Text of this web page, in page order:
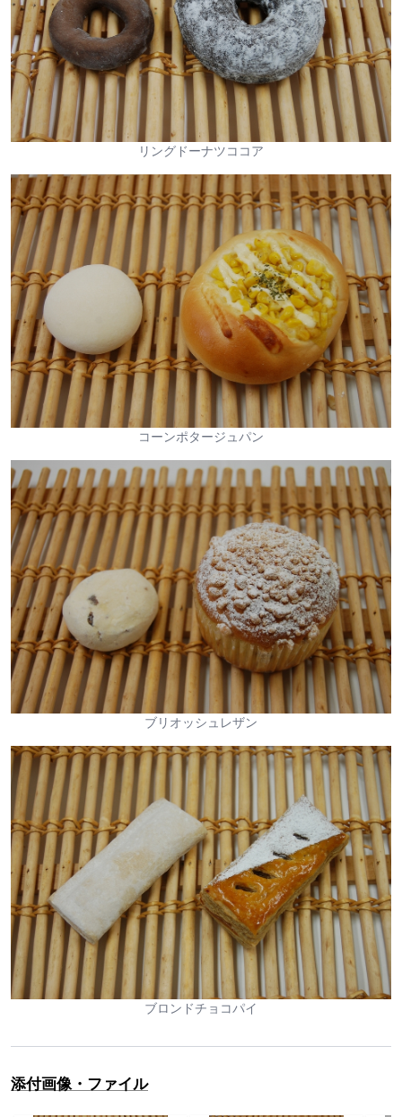
リングドーナツココア
コーンポタージュパン
ブリオッシュレザン
ブロンドチョコパイ
添付画像・ファイル